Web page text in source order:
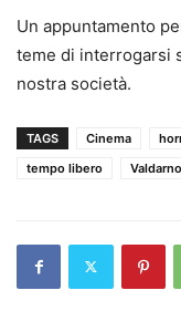
Un appuntamento
teme di interrogarsi
nostra società.
TAGS Cinema
tempo libero
Valdarno